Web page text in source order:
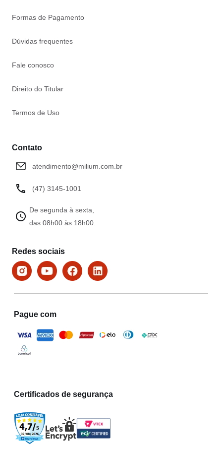
Formas de Pagamento
Dúvidas frequentes
Fale conosco
Direito do Titular
Termos de Uso
Contato
atendimento@milium.com.br
(47) 3145-1001
De segunda à sexta,
das 08h00 às 18h00.
Redes sociais
Pague com
Certificados de segurança